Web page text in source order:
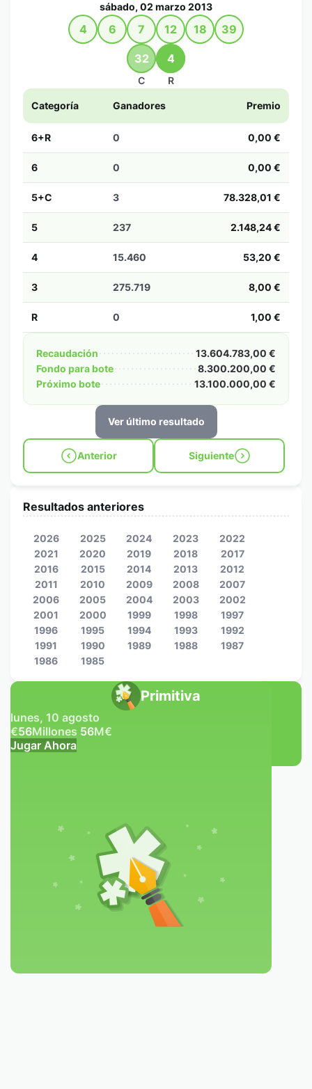
sábado, 02 marzo 2013
4 6 7 12 18 39
32
C
4
R
Categoría Ganadores Premio
6+R 0 0,00 €
6 0 0,00 €
5+C 3 78.328,01 €
5 237 2.148,24 €
4 15.460 53,20 €
3 275.719 8,00 €
R 0 1,00 €
Recaudación
13.604.783,00 €
Fondo para bote
8.300.200,00 €
Próximo bote
13.100.000,00 €
Ver último resultado
Anterior Siguiente
Primitiva
lunes, 10 agosto
€56Millones 56M€
Jugar Ahora
Resultados anteriores
2026 2025 2024 2023
2022
2021
2020 2019 2018
2017
2016
2015 2014 2013
2012
2011
2010 2009 2008
2007
2006
2005 2004 2003
2002
2001
2000 1999 1998
1997
1996
1995 1994 1993
1992
1991
1990 1989 1988
1987
1986
1985